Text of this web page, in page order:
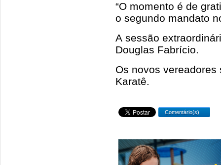
“O momento é de
o segundo mandato
A sessão
Douglas Fabrício.
Os novos vereadores
Karatê.
Comentário(s)